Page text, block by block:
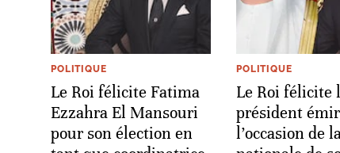
POLITIQUE
Le Roi félicite Fatima
Ezzahra El Mansouri
pour son élection en
POLITIQUE
Le Roi félicite
président
l’occasion de